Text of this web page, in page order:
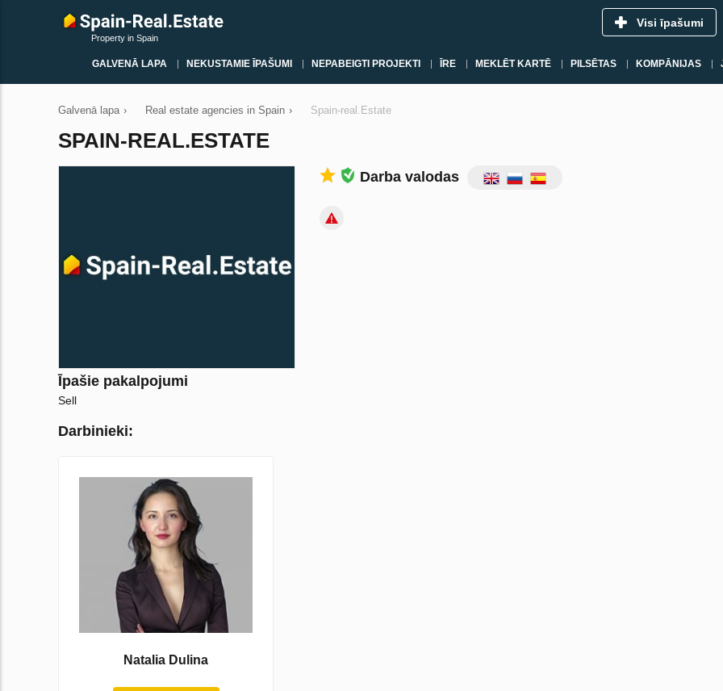
Property in Spain
Visi īpašumi
GALVENĀ LAPA NEKUSTAMIE ĪPAŠUMI NEPABEIGTI PROJEKTI ĪRE MEKLĒT KARTĒ PILSĒTAS KOMPĀNIJAS
Galvenā lapa › Real estate agencies in Spain › Spain-real.Estate
SPAIN-REAL.ESTATE
Darba valodas
Īpašie pakalpojumi
Sell
Darbinieki:
Natalia Dulina